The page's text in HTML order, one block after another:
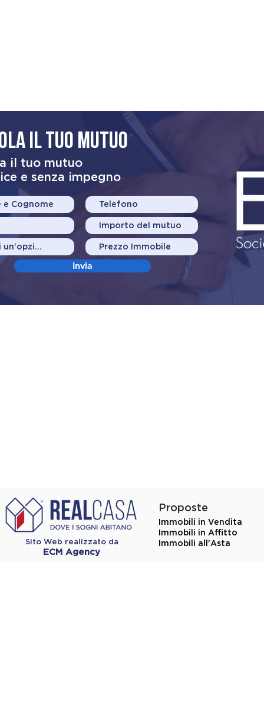
il tuo mutuo
il tuo mutuo
e senza impegno
Invia
Sito Web realizzato da
ECM Agency
Proposte
Immobili in Vendita
Immobili in Affitto
Immobili all'Asta